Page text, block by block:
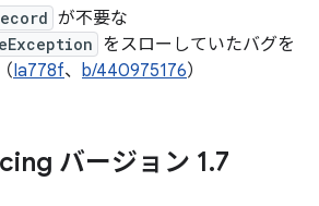
が不要な
をスローしていたバグを
Ia778f、 b/440975176）
バージョン 1.7